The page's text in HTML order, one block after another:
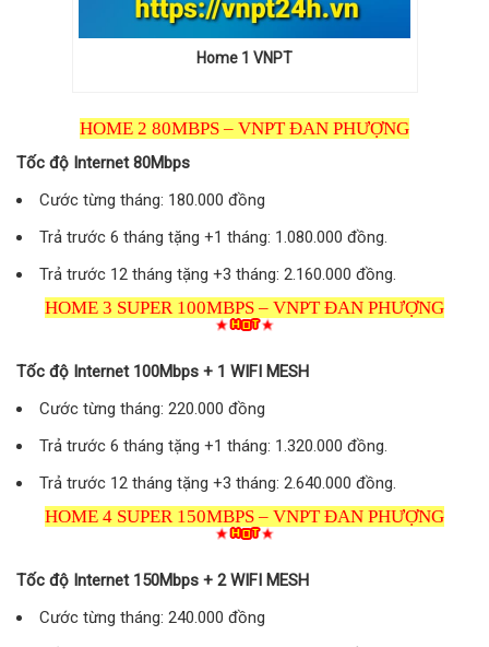
Home 1 VNPT
HOME 2 80MBPS – VNPT ĐAN PHƯỢNG
Tốc độ Internet 80Mbps
Cước từng tháng: 180.000 đồng
Trả trước 6 tháng tặng +1 tháng: 1.080.000 đồng.
Trả trước 12 tháng tặng +3 tháng: 2.160.000 đồng.
HOME 3 SUPER 100MBPS – VNPT ĐAN PHƯỢNG
Tốc độ Internet 100Mbps + 1 WIFI MESH
Cước từng tháng: 220.000 đồng
Trả trước 6 tháng tặng +1 tháng: 1.320.000 đồng.
Trả trước 12 tháng tặng +3 tháng: 2.640.000 đồng.
HOME 4 SUPER 150MBPS – VNPT ĐAN PHƯỢNG
Tốc độ Internet 150Mbps + 2 WIFI MESH
Cước từng tháng: 240.000 đồng